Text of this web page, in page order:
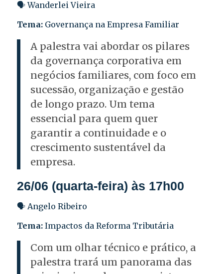
🗣️Wanderlei Vieira
Tema: Governança na Empresa Familiar
A palestra vai abordar os pilares
da governança corporativa em
negócios familiares, com foco em
sucessão, organização e gestão
de longo prazo. Um tema
essencial para quem quer
garantir a continuidade e o
crescimento sustentável da
empresa.
26/06 (quarta-feira) às 17h00
🗣️ Angelo Ribeiro
Tema: Impactos da Reforma Tributária
Com um olhar técnico e prático, a
palestra trará um panorama das